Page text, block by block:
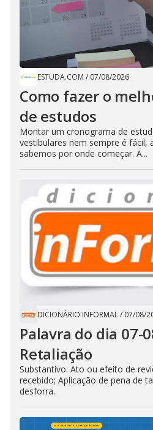
ESTUDA.COM / 07/08/2026
Como fazer o
de estudos
Montar um cronograma de
vestibulares nem sempre é fácil,
sabemos por onde começar. A...
DICIONÁRIO INFORMAL/ 07/08/
Palavra do dia 07-
Retaliação
Substantivo. Ato ou efeito de
recebido; Aplicação de pena de
desforra.